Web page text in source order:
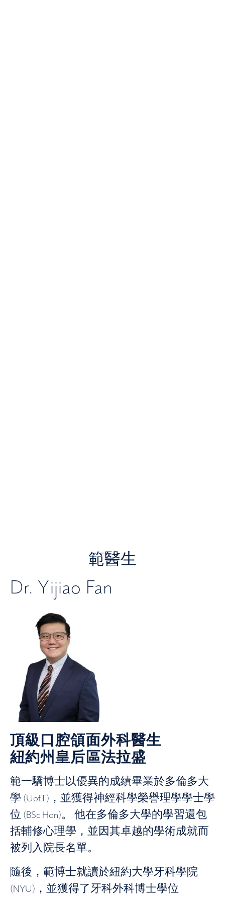
範醫生
Dr. Yijiao Fan
頂級口腔頜面外科醫生
紐約州皇后區法拉盛
範一驕博士以優異的成績畢業於多倫多大
學 (UofT)，並獲得神經科學榮譽理學學士學
位 (BSc Hon)。 他在多倫多大學的學習還包
括輔修心理學，並因其卓越的學術成就而
被列入院長名單。
隨後，範博士就讀於紐約大學牙科學院
(NYU)，並獲得了牙科外科博士學位